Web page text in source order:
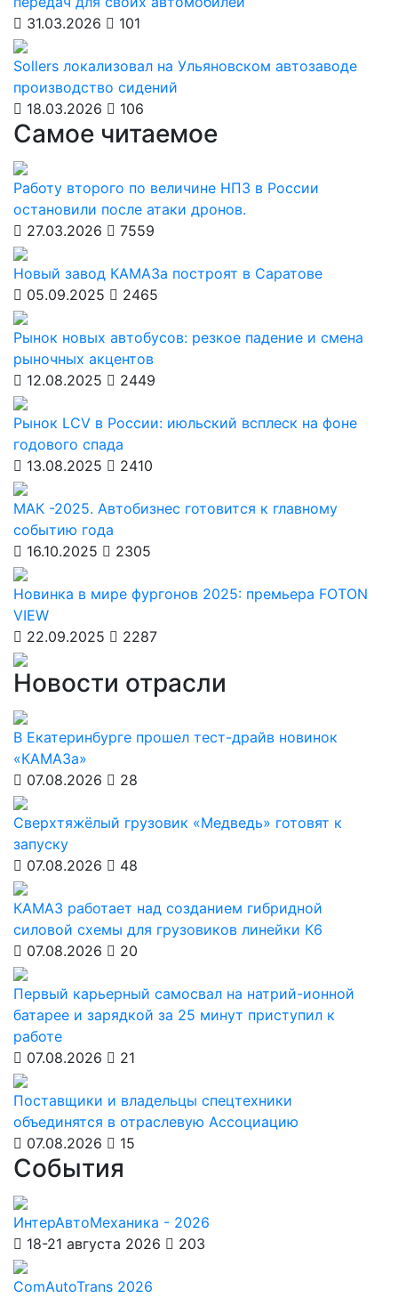
31.03.2026
101
Sollers локализовал на Ульяновском автозаводе
производство сидений
18.03.2026
106
Самое читаемое
Работу второго по величине НПЗ в России
остановили после атаки дронов.
27.03.2026
7559
Новый завод КАМАЗа построят в Саратове
05.09.2025
2465
Рынок новых автобусов: резкое падение и смена
рыночных акцентов
12.08.2025
2449
Рынок LCV в России: июльский всплеск на фоне
годового спада
13.08.2025
2410
МАК -2025. Автобизнес готовится к главному
событию года
16.10.2025
2305
Новинка в мире фургонов 2025: премьера FOTON
VIEW
22.09.2025
2287
Новости отрасли
В Екатеринбурге прошел тест-драйв новинок
«КАМАЗа»
07.08.2026
28
Сверхтяжёлый грузовик «Медведь» готовят к
запуску
07.08.2026
48
КАМАЗ работает над созданием гибридной
силовой схемы для грузовиков линейки К6
07.08.2026
20
Первый карьерный самосвал на натрий-ионной
батарее и зарядкой за 25 минут приступил к
работе
07.08.2026
21
Поставщики и владельцы спецтехники
объединятся в отраслевую Ассоциацию
07.08.2026
15
События
ИнтерАвтоМеханика - 2026
18-21 августа 2026
203
ComAutoTrans 2026